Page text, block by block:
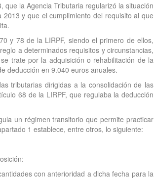
la Agencia Tributaria regularizó la situación
y que el cumplimiento del requisito al que
y 78 de la LIRPF, siendo el primero de ellos,
a determinados requisitos y circunstancias,
trate por la adquisición o rehabilitación de la
deducción en 9.040 euros anuales.
tributarias dirigidas a la consolidación de las
68 de la LIRPF, que regulaba la deducción
un régimen transitorio que permite practicar
1 establece, entre otros, lo siguiente:
con anterioridad a dicha fecha para la